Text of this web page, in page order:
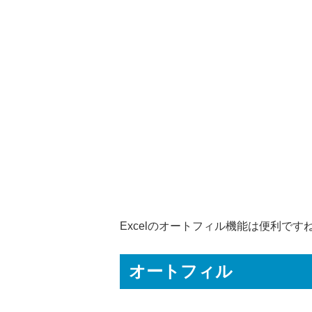
Excelのオートフィル機能は便利です
オートフィル